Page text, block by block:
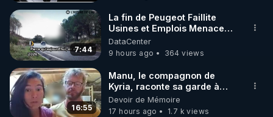
7:44
La fin de Peugeot Faillite
Usines et Emplois Menacees
- L'heure de l'auto
DataCenter
9 hours ago
364 views
16:55
Manu, le compagnon de
Kyria, raconte sa garde à
vue musclée. PARTAGEZ!
Devoir de Mémoire
17 hours ago
1.7 k views